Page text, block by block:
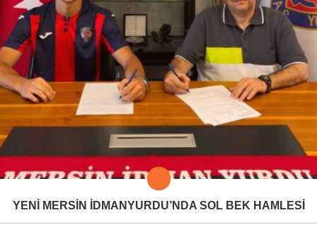
YENİ MERSİN İDMANYURDU’NDA SOL BEK HAMLESİ